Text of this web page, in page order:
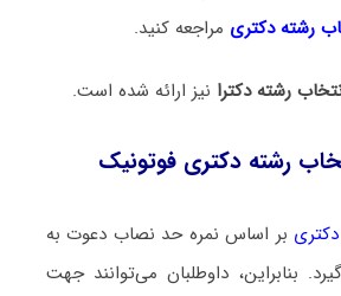
رشته دکتری مراجعه کنید.
رشته دکترا نیز ارائه شده است.
رشته دکتری فوتونیک
بر اساس نمره حد نصاب دعوت به
بنابراین، داوطلبان می‌توانند جهت